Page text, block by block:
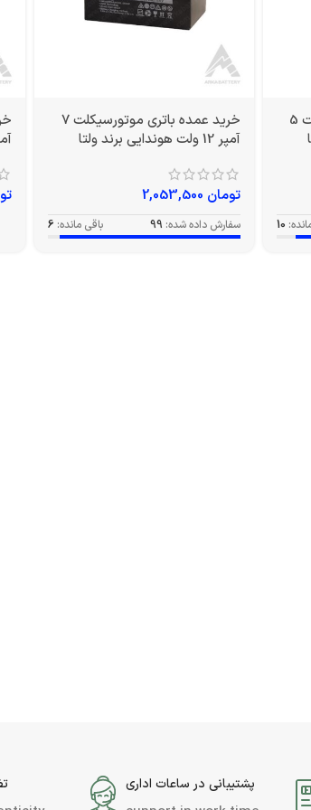
خرید عمده باتری موتورسیکلت 5
10
خرید عمده باتری موتورسیکلت 7
آمپر 12 ولت هوندایی برند ولتا
تومان
سفارش داده شده: 99 باقی مانده: 6
آمپر 12
پشتیبانی در ساعات اداری